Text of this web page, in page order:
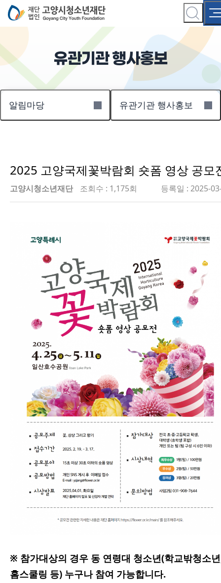
유관기관 행사홍보
알림마당 유관기관 행사홍보
2025 고양국제꽃박람회 숏폼 영상 공모
고양시청소년재단 조회수 : 1,175회 등록일 : 2025-
※ 참가대상의 경우 동 연령대 청소년(학교밖청소
홈스쿨링 등) 누구나 참여 가능합니다.